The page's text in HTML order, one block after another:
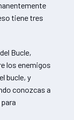
tiene tres
Bucle,
los enemigos
bucle, y
conozcas a